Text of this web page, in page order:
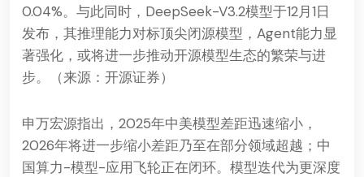
0.04%。与此同时，DeepSeek-V3.2模型于12月1日
发布，其推理能力对标顶尖闭源模型，Agent能力显
著强化，或将进一步推动开源模型生态的繁荣与进
步。（来源：开源证券）
申万宏源指出，2025年中美模型差距迅速缩小，
2026年将进一步缩小差距乃至在部分领域超越；中
国算力-模型-应用飞轮正在闭环。模型迭代为更深度